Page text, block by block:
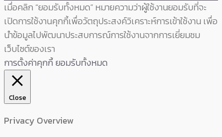
เมื่อคลิก “ยอมรับทั้งหมด” หมายความว่าผู้ใช้งานยอมรับที่จะ
เปิดการใช้งานคุกกี้เพื่อวัตถุประสงค์วิเคราะห์การเข้าใช้งาน เพื่อ
นำข้อมูลไปพัฒนาประสบการณ์การใช้งานจากการเยี่ยมชม
เว็บไซต์ของเรา
การตั้งค่าคุกกี้ยอมรับทั้งหมด
Close
Privacy Overview